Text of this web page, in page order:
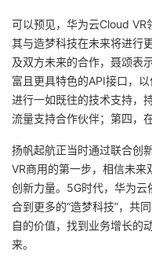
可以预见，华为云Cloud VR
其与造梦科技在未来将进行
及双方未来的合作，聂颂表
富且更具特色的API接口，
进行一如既往的技术支持，
流量支持合作伙伴；第四，
扬帆起航正当时通过联合创
VR商用的第一步，相信未
创新力量。5G时代，华为
合到更多的“造梦科技”，共
自的价值，找到业务增长的
来。